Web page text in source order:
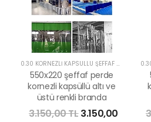
0.30 KORNEZLİ KAPSÜLLÜ ŞEFFAF PERDE
550x220 şeffaf perde
kornezli kapsüllü altı ve
üstü renkli branda
3.150,00 TL3.150,00